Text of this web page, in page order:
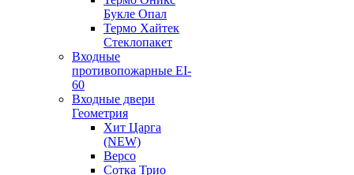
Букле Опал
Термо Хайтек
Стеклопакет
Входные
противопожарные EI-
60
Входные двери
Геометрия
Хит Царга
(NEW)
Версо
Сотка Трио